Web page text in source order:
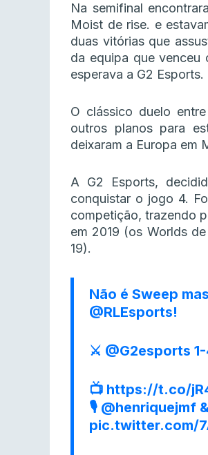
Na semifinal
Moist de rise. e
duas vitórias que
da equipa que
esperava a G2 Esports.
O clássico duelo
outros planos para
deixaram a Europa em
A G2 Esports,
conquistar o jogo 4.
competição, trazendo
em 2019 (os Worlds
19).
Não é Sweep
@RLEsports!
⚔️ @G2esports
📺 https://t.co/
🎙 @henriquejmf
pic.twitter.com/